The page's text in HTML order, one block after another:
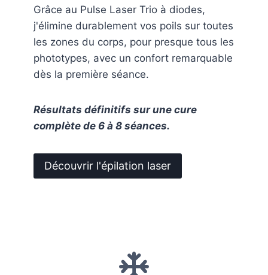
Grâce au Pulse Laser Trio à diodes,
j'élimine durablement vos poils sur toutes
les zones du corps, pour presque tous les
phototypes, avec un confort remarquable
dès la première séance.
Résultats définitifs sur une cure
complète de 6 à 8 séances.
Découvrir l'épilation laser